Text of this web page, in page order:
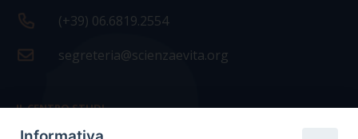
(+39) 06.6819.2554
segreteria@scienzaevita.org
IL CENTRO STUDI